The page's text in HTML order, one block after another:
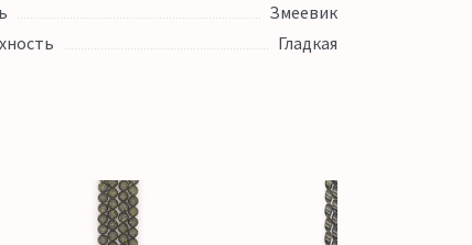
Змеевик
Гладкая